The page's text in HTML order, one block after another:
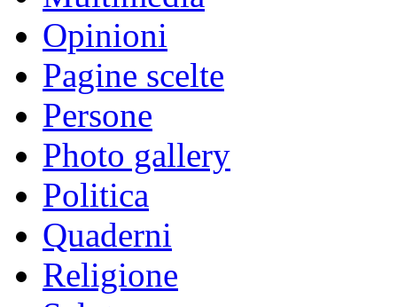
Opinioni
Pagine scelte
Persone
Photo gallery
Politica
Quaderni
Religione